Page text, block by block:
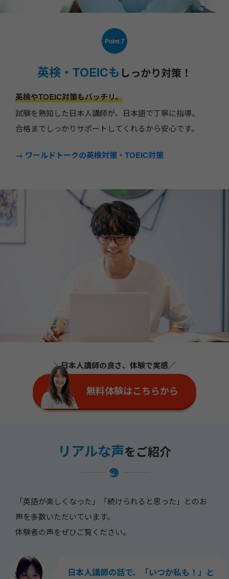
Point.7
英検・TOEICも しっかり対策！
英検やTOEIC対策もバッチリ。
試験を熟知した日本人講師が、日本語で丁寧に指導。
合格までしっかりサポートしてくれるから安心です。
→ ワールドトークの英検対策 ・TOEIC対策
＼日本人講師の良さ、体験で実感／
無料体験はこちらから
リアルな声をご紹介
「英語が楽しくなった」「続けられると思った」とのお
声を多数いただいています。
体験者の声をぜひご覧ください。
日本人講師の話で、「いつか私も！」と